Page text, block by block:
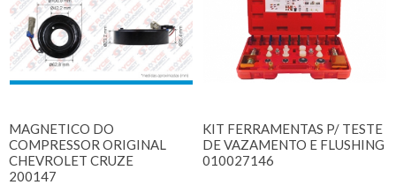
MAGNETICO DO
COMPRESSOR ORIGINAL
CHEVROLET CRUZE
200147
KIT FERRAMENTAS P/ TESTE
DE VAZAMENTO E FLUSHING
010027146